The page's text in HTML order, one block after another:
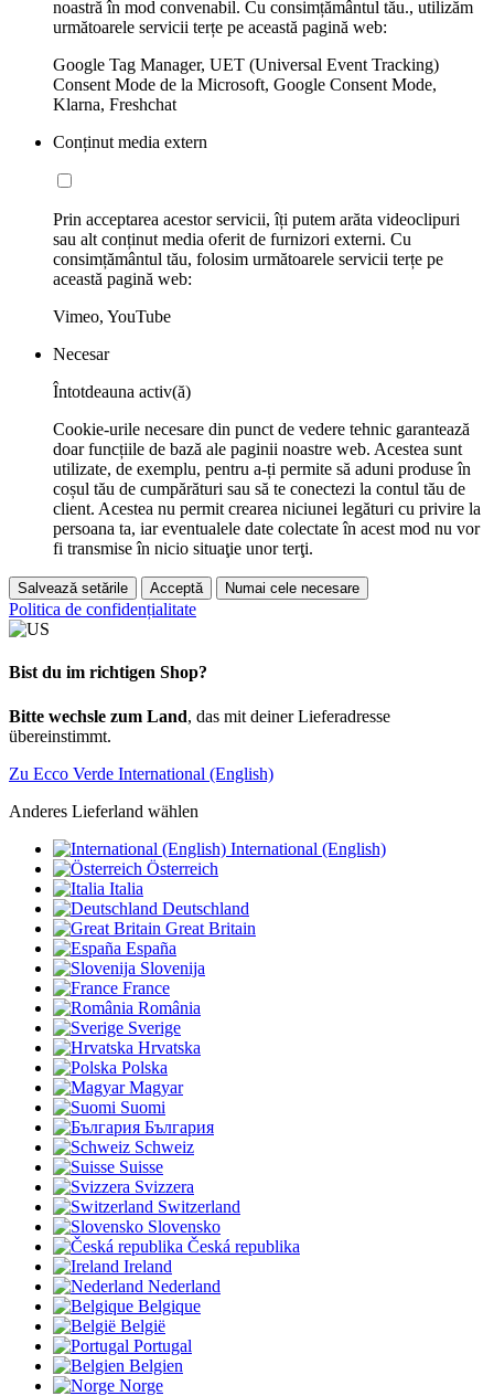
noastră în mod convenabil. Cu consimțământul tău., utilizăm
următoarele servicii terțe pe această pagină web:
Google Tag Manager, UET (Universal Event Tracking)
Consent Mode de la Microsoft, Google Consent Mode,
Klarna, Freshchat
Conținut media extern
Prin acceptarea acestor servicii, îți putem arăta videoclipuri
sau alt conținut media oferit de furnizori externi. Cu
consimțământul tău, folosim următoarele servicii terțe pe
această pagină web:
Vimeo, YouTube
Necesar
Întotdeauna activ(ă)
Cookie-urile necesare din punct de vedere tehnic garantează
doar funcțiile de bază ale paginii noastre web. Acestea sunt
utilizate, de exemplu, pentru a-ți permite să aduni produse în
coșul tău de cumpărături sau să te conectezi la contul tău de
client. Acestea nu permit crearea niciunei legături cu privire la
persoana ta, iar eventualele date colectate în acest mod nu vor
fi transmise în nicio situaţie unor terţi.
Salvează setările Acceptă Numai cele necesare
Politica de confidențialitate
Bist du im richtigen Shop?
Bitte wechsle zum Land, das mit deiner Lieferadresse
übereinstimmt.
Zu Ecco Verde International (English)
Anderes Lieferland wählen
International (English)
Österreich
Italia
Deutschland
Great Britain
España
Slovenija
France
România
Sverige
Hrvatska
Polska
Magyar
Suomi
България
Schweiz
Suisse
Svizzera
Switzerland
Slovensko
Česká republika
Ireland
Nederland
Belgique
België
Portugal
Belgien
Norge